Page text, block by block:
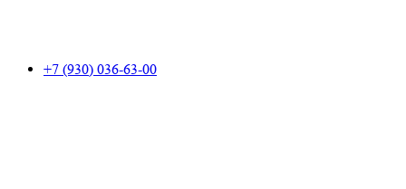
+7 (930) 036-63-00